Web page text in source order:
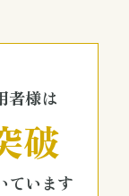
者様は
破
ています